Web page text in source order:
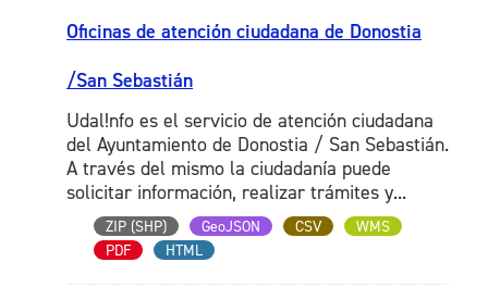
Oficinas de atención ciudadana de Donostia
/San Sebastián
Udal!nfo es el servicio de atención ciudadana
del Ayuntamiento de Donostia / San Sebastián.
A través del mismo la ciudadanía puede
solicitar información, realizar trámites y...
ZIP (SHP) GeoJSON CSV
WMS
PDF
HTML